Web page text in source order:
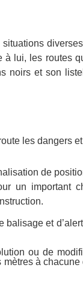
lui, les routes
noirs et son
les dangers
de
un important
et
ou de
à